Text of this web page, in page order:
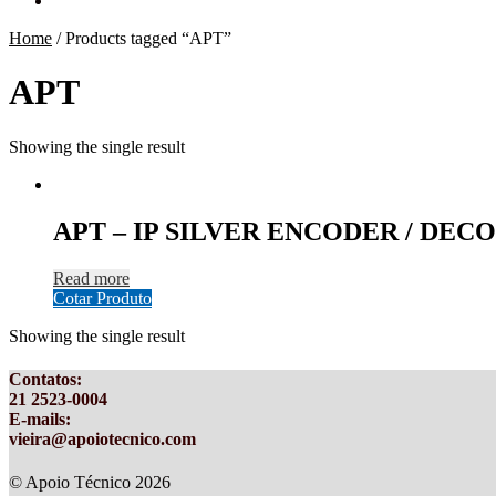
Home /Products tagged “APT”
APT
Showing the single result
APT – IP SILVER ENCODER /
Read more
Cotar Produto
Showing the single result
Contatos:
21 2523-0004
E-mails:
vieira@apoiotecnico.com
© Apoio Técnico 2026